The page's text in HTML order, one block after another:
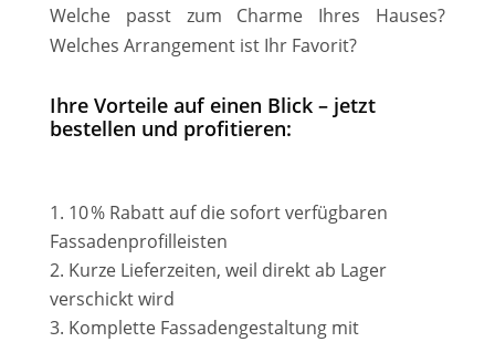
Welche passt zum Charme Ihres Hauses?
Welches Arrangement ist Ihr Favorit?
Ihre Vorteile auf einen Blick – jetzt
bestellen und profitieren:
10 % Rabatt auf die sofort verfügbaren
Fassadenprofilleisten
Kurze Lieferzeiten, weil direkt ab Lager
verschickt wird
Komplette Fassadengestaltung mit